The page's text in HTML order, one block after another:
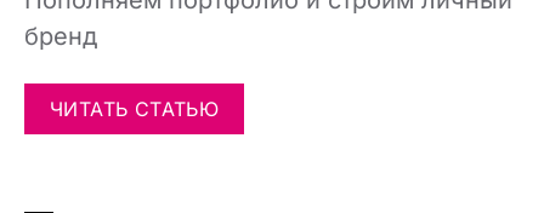
бренд
ЧИТАТЬ СТАТЬЮ